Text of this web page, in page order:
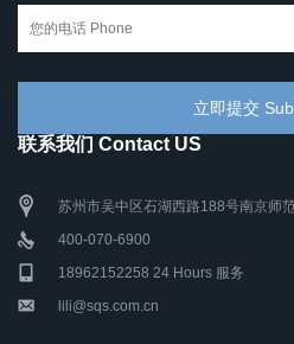
联系我们 Contact US
苏州市吴中区石湖西路188号南京师
400-070-6900
18962152258 24 Hours 服务
lili@sqs.com.cn